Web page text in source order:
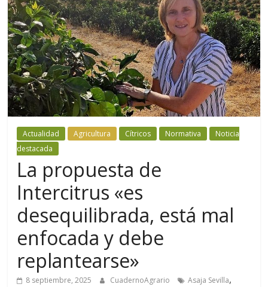
Actualidad Agricultura Cítricos Normativa
Noticia
destacada
La propuesta de
Intercitrus «es
desequilibrada, está mal
enfocada y debe
replantearse»
8 septiembre, 2025 CuadernoAgrario Asaja Sevilla,